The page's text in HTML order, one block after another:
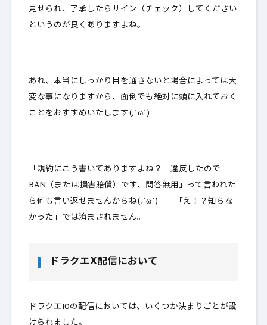
見せられ、了承したらサイン（チェック）してください
というのが良くありますよね。
あれ、本当にしっかり目を通さないと場合によっては大
変な事になりますから、面倒でも絶対に頭に入れておく
ことをおすすめいたします(;^ω^)
「規約にこう書いてありますよね？ 違反したので
BAN（または損害賠償）です、問答無用」って言われた
ら何も言い返せませんからね(;^ω^) 「え！？知らな
かった」では済まされません。
ドラクエX配信において
ドラクエ10の配信においては、いくつか決まりごとが設
けられました。